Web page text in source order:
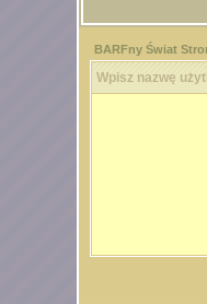
BARFny Świat
Wpisz nazwę